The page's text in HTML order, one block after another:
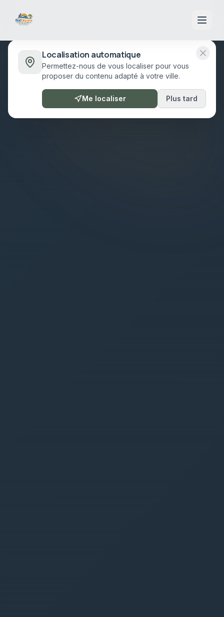
Localisation automatique
Permettez-nous de vous localiser pour vous
proposer du contenu adapté à votre ville.
Me localiser Plus tard